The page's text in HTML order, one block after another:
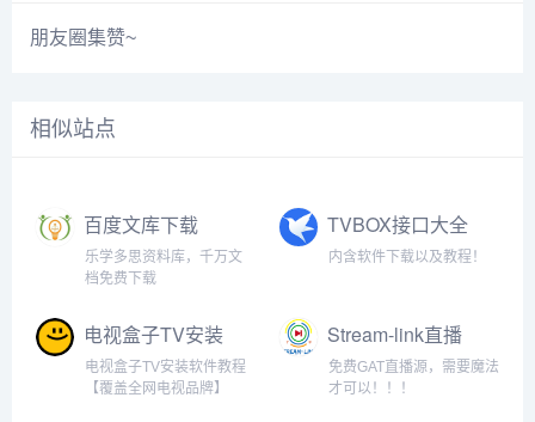
朋友圈集赞~
相似站点
百度文库下载
乐学多思资料库，千万文
档免费下载
TVBOX接口大全
内含软件下载以及教程！
电视盒子TV安装
软件教程【各大
品牌电视】
电视盒子TV安装软件教程
【覆盖全网电视品牌】
Stream-link直播
源
免费GAT直播源，需要魔法
才可以！！！